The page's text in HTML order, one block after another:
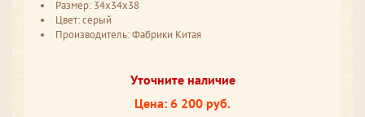
Размер: 34x34x38
Цвет: серый
Производитель: Фабрики Китая
Уточните наличие
Цена: 6 200 руб.